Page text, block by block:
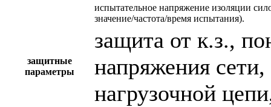
испытательное напряжение изоляции
значение/частота/время испытания).
защитные
параметры
защита от к.з.,
напряжения
нагрузочной